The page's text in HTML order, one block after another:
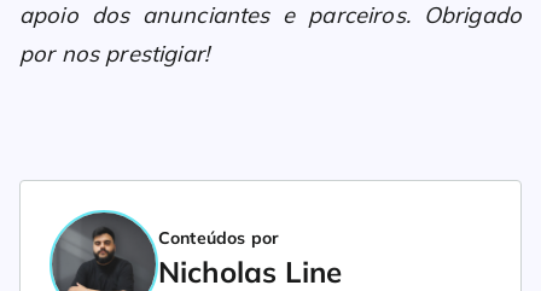
apoio dos anunciantes e parceiros. Obrigado
por nos prestigiar!
Conteúdos por
Nicholas Line